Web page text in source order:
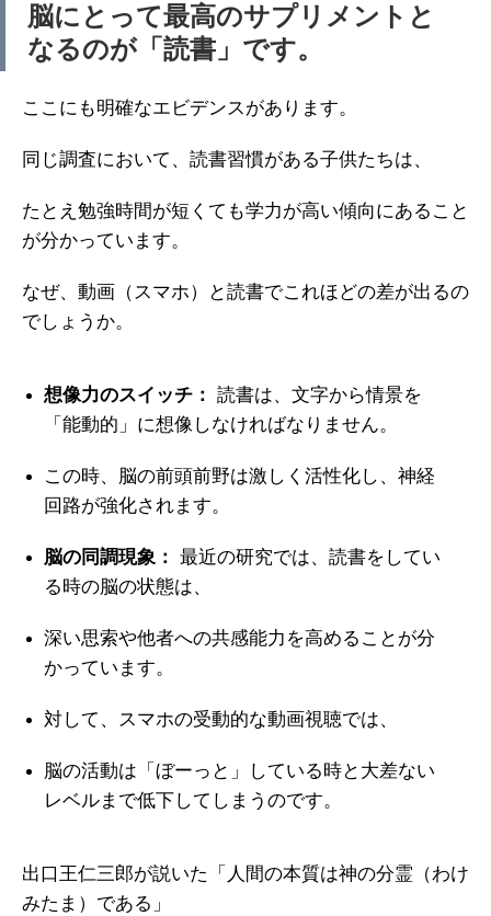
脳にとって最高のサプリメントと
なるのが「読書」です。
ここにも明確なエビデンスがあります。
同じ調査において、読書習慣がある子供たちは、
たとえ勉強時間が短くても学力が高い傾向にあること
が分かっています。
なぜ、動画（スマホ）と読書でこれほどの差が出るの
でしょうか。
想像力のスイッチ： 読書は、文字から情景を
「能動的」に想像しなければなりません。
この時、脳の前頭前野は激しく活性化し、神経
回路が強化されます。
脳の同調現象： 最近の研究では、読書をしてい
る時の脳の状態は、
深い思索や他者への共感能力を高めることが分
かっています。
対して、スマホの受動的な動画視聴では、
脳の活動は「ぼーっと」している時と大差ない
レベルまで低下してしまうのです。
出口王仁三郎が説いた「人間の本質は神の分霊（わけ
みたま）である」